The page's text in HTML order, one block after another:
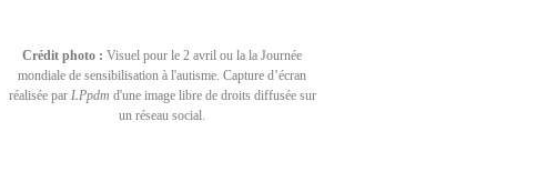
Crédit photo : Visuel pour le 2 avril ou la la Journée
mondiale de sensibilisation à l'autisme. Capture d’écran
réalisée par LPpdm d'une image libre de droits diffusée sur
un réseau social.